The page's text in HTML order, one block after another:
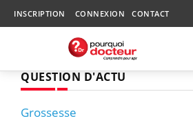
INSCRIPTION CONNEXION CONTACT
QUESTION D'ACTU
Grossesse